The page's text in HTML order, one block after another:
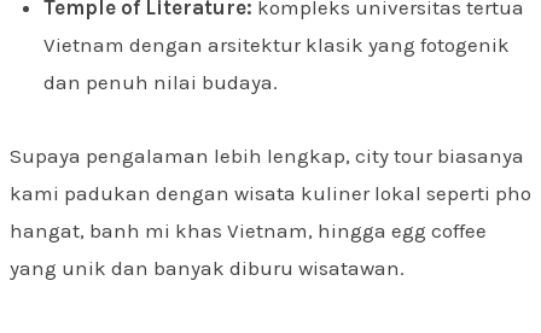
Temple of Literature: kompleks universitas tertua
Vietnam dengan arsitektur klasik yang fotogenik
dan penuh nilai budaya.
Supaya pengalaman lebih lengkap, city tour biasanya
kami padukan dengan wisata kuliner lokal seperti pho
hangat, banh mi khas Vietnam, hingga egg coffee
yang unik dan banyak diburu wisatawan.